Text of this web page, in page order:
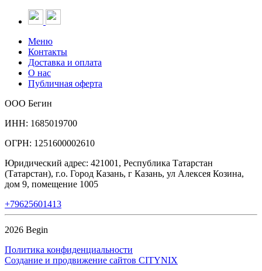
Меню
Контакты
Доставка и оплата
О нас
Публичная оферта
ООО Бегин
ИНН: 1685019700
ОГРН: 1251600002610
Юридический адрес: 421001, Республика Татарстан
(Татарстан), г.о. Город Казань, г Казань, ул Алексея Козина,
дом 9, помещение 1005
+79625601413
2026 Begin
Политика конфиденциальности
Создание и продвижение сайтов CITYNIX